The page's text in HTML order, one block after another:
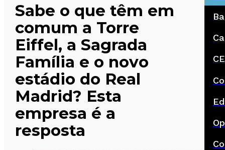
Sabe o que têm em
comum a Torre
Eiffel, a Sagrada
Família e o novo
estádio do Real
Madrid? Esta
empresa é a
resposta